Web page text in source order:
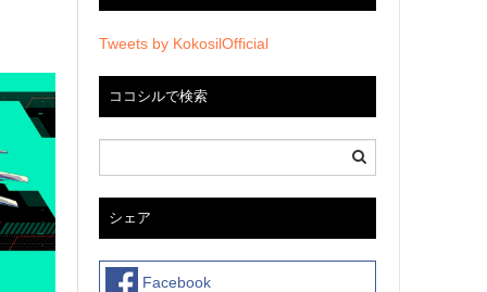
Tweets by KokosilOfficial
ココシルで検索
シェア
Facebook